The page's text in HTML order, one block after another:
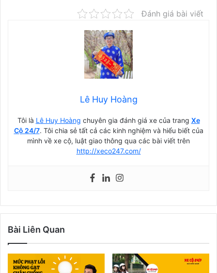
Đánh giá bài viết
Lê Huy Hoàng
Tôi là Lê Huy Hoàng chuyên gia đánh giá xe của trang Xe
Cộ 24/7. Tôi chia sẻ tất cả các kinh nghiệm và hiểu biết của
mình về xe cộ, luật giao thông qua các bài viết trên
http://xeco247.com/
Bài Liên Quan